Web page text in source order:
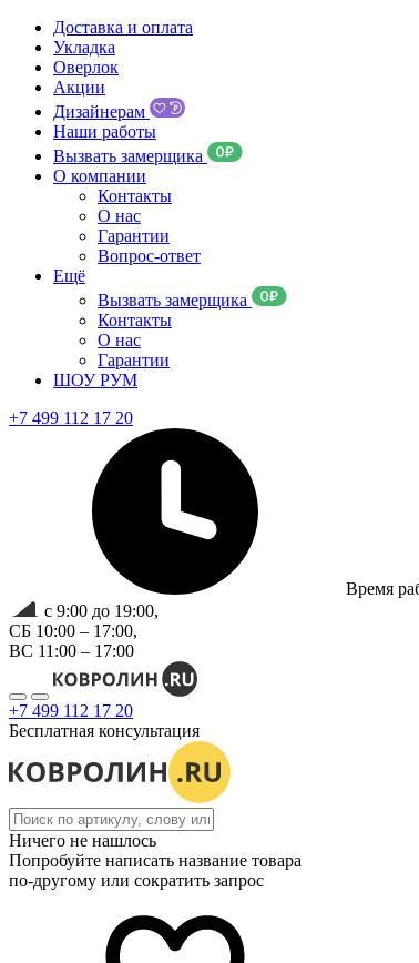
Доставка и оплата
Укладка
Оверлок
Акции
Дизайнерам
Наши работы
Вызвать замерщика
О компании
Контакты
О нас
Гарантии
Вопрос-ответ
Ещё
Вызвать замерщика
Контакты
О нас
Гарантии
ШОУ РУМ
+7 499 112 17 20
Время
с 9:00 до 19:00,
СБ 10:00 – 17:00,
ВС 11:00 – 17:00
+7 499 112 17 20
Бесплатная консультация
Ничего не нашлось
Попробуйте написать название товара
по-другому или сократить запрос